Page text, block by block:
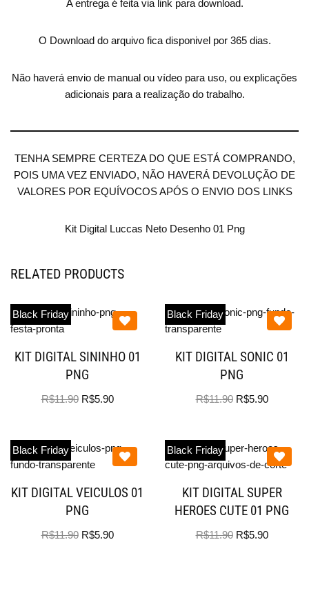
A entrega é feita via link para download.
O Download do arquivo fica disponivel por 365 dias.
Não haverá envio de manual ou vídeo para uso, ou explicações
adicionais para a realização do trabalho.
TENHA SEMPRE CERTEZA DO QUE ESTÁ COMPRANDO,
POIS UMA VEZ ENVIADO, NÃO HAVERÁ DEVOLUÇÃO DE
VALORES POR EQUÍVOCOS APÓS O ENVIO DOS LINKS
Kit Digital Luccas Neto Desenho 01 Png
RELATED PRODUCTS
Black Friday
KIT DIGITAL SININHO 01
PNG
R$11.90 R$5.90
Black Friday
KIT DIGITAL SONIC 01
PNG
R$11.90 R$5.90
Black Friday
KIT DIGITAL VEICULOS 01
PNG
R$11.90 R$5.90
Black Friday
KIT DIGITAL SUPER
HEROES CUTE 01 PNG
R$11.90 R$5.90